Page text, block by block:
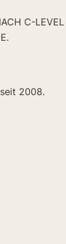
C-LEVEL
2008.